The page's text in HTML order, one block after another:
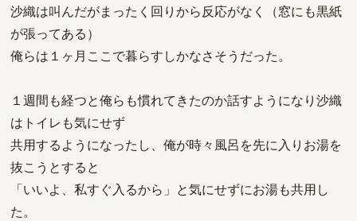
沙織は叫んだがまったく回りから反応がなく（窓にも黒紙
が張ってある）
俺らは１ヶ月ここで暮らすしかなさそうだった。
１週間も経つと俺らも慣れてきたのか話すようになり沙織
はトイレも気にせず
共用するようになったし、俺が時々風呂を先に入りお湯を
抜こうとすると
「いいよ、私すぐ入るから」と気にせずにお湯も共用し
た。